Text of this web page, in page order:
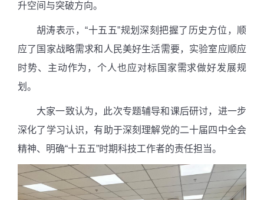
升空间与突破方向。
胡涛表示，“十五五”规划深刻把握了历史方位，顺
应了国家战略需求和人民美好生活需要，实验室应顺应
时势、主动作为，个人也应对标国家需求做好发展规
划。
大家一致认为，此次专题辅导和课后研讨，进一步
深化了学习认识，有助于深刻理解党的二十届四中全会
精神、明确“十五五”时期科技工作者的责任担当。